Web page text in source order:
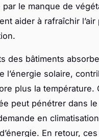
le manque de
aider à rafraîchir l’air
des bâtiments
l’énergie solaire,
plus la température.
peut pénétrer dans
en
En retour, ces